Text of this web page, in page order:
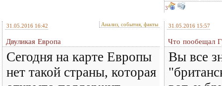
3
31.05.2016 16:42 Анализ, события, факты
Двуликая Европа
Сегодня на карте Европы
нет такой страны, которая
31.05.2016 15:57
Что пообещал
Вы все